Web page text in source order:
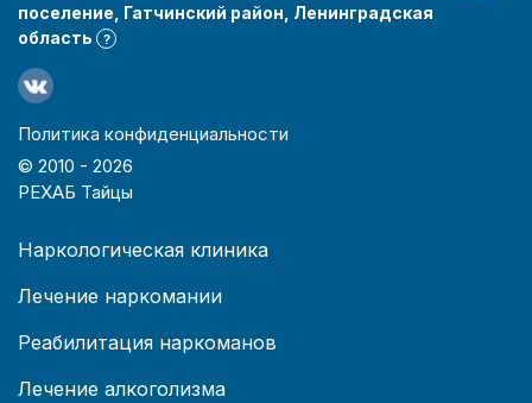
поселение, Гатчинский район, Ленинградская
область
?
Политика конфиденциальности
© 2010 - 2026
РЕХАБ Тайцы
Наркологическая клиника
Лечение наркомании
Реабилитация наркоманов
Лечение алкоголизма